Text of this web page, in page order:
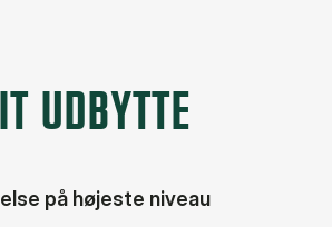
UDBYTTE
på højeste niveau